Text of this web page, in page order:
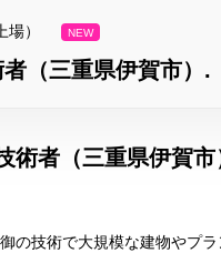
場） NEW
（三重県伊賀市）.
術者（三重県伊賀
の技術で大規模な建物やプ